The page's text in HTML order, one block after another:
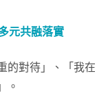
元共融落實
的對待」、「我在
。